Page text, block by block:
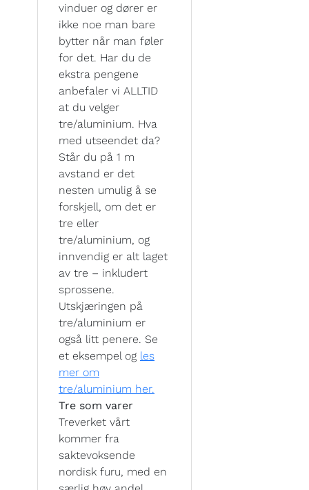
vinduer og dører er
ikke noe man bare
bytter når man føler
for det. Har du de
ekstra pengene
anbefaler vi ALLTID
at du velger
tre/aluminium. Hva
med utseendet da?
Står du på 1 m
avstand er det
nesten umulig å se
forskjell, om det er
tre eller
tre/aluminium, og
innvendig er alt laget
av tre – inkludert
sprossene.
Utskjæringen på
tre/aluminium er
også litt penere. Se
et eksempel og les
mer om
tre/aluminium her.
Tre som varer
Treverket vårt
kommer fra
saktevoksende
nordisk furu, med en